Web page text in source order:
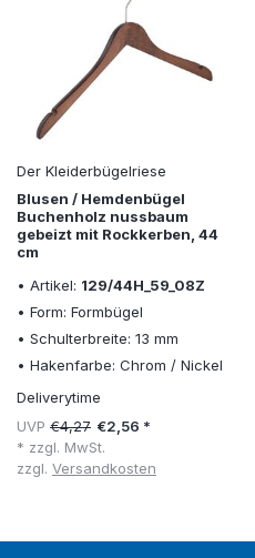
Der Kleiderbügelriese
Blusen / Hemdenbügel
Buchenholz nussbaum
gebeizt mit Rockkerben, 44
cm
• Artikel: 129/44H_59_08Z
• Form: Formbügel
• Schulterbreite: 13 mm
• Hakenfarbe: Chrom / Nickel
Deliverytime
UVP €4,27 €2,56 *
* zzgl. MwSt.
zzgl. Versandkosten